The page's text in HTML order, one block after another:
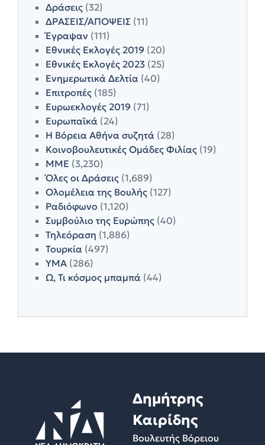
Δράσεις (32)
ΔΡΑΣΕΙΣ/ΑΠΟΨΕΙΣ (11)
Έγραψαν (111)
Εθνικές Εκλογές 2019 (20)
Εθνικές Εκλογές 2023 (25)
Ενημερωτικά Δελτία (40)
Επιτροπές (185)
Ευρωεκλογές 2019 (71)
Ευρωπαϊκά (24)
Η Βόρεια Αθήνα συζητά (28)
Κοινοβουλευτικές Ομάδες Φιλίας (19)
ΜΜΕ (3,230)
Όλες οι Δράσεις (1,689)
Ολομέλεια της Βουλής (127)
Ραδιόφωνο (1,120)
Συμβούλιο της Ευρώπης (40)
Τηλεόραση (1,886)
Τουρκία (497)
ΥΜΑ (286)
Ω, Τι κόσμος μπαμπά (44)
Δημήτρης
Καιρίδης
Βουλευτής Βόρειου